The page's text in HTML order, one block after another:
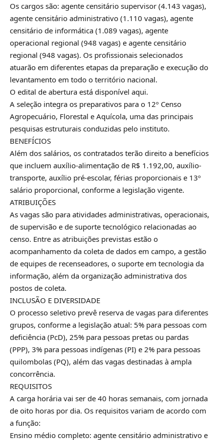
Os cargos são: agente censitário supervisor (4.143 vagas),
agente censitário administrativo (1.110 vagas), agente
censitário de informática (1.089 vagas), agente
operacional regional (948 vagas) e agente censitário
regional (948 vagas). Os profissionais selecionados
atuarão em diferentes etapas da preparação e execução do
levantamento em todo o território nacional.
O edital de abertura está disponível aqui.
A seleção integra os preparativos para o 12º Censo
Agropecuário, Florestal e Aquícola, uma das principais
pesquisas estruturais conduzidas pelo instituto.
BENEFÍCIOS
Além dos salários, os contratados terão direito a benefícios
que incluem auxílio-alimentação de R$ 1.192,00, auxílio-
transporte, auxílio pré-escolar, férias proporcionais e 13º
salário proporcional, conforme a legislação vigente.
ATRIBUIÇÕES
As vagas são para atividades administrativas, operacionais,
de supervisão e de suporte tecnológico relacionadas ao
censo. Entre as atribuições previstas estão o
acompanhamento da coleta de dados em campo, a gestão
de equipes de recenseadores, o suporte em tecnologia da
informação, além da organização administrativa dos
postos de coleta.
INCLUSÃO E DIVERSIDADE
O processo seletivo prevê reserva de vagas para diferentes
grupos, conforme a legislação atual: 5% para pessoas com
deficiência (PcD), 25% para pessoas pretas ou pardas
(PPP), 3% para pessoas indígenas (PI) e 2% para pessoas
quilombolas (PQ), além das vagas destinadas à ampla
concorrência.
REQUISITOS
A carga horária vai ser de 40 horas semanais, com jornada
de oito horas por dia. Os requisitos variam de acordo com
a função:
Ensino médio completo: agente censitário administrativo e